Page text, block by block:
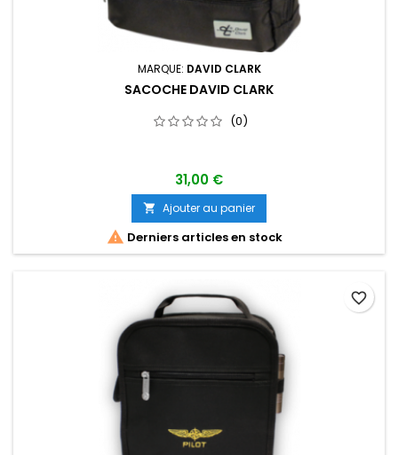
MARQUE: DAVID CLARK
SACOCHE DAVID CLARK
(0)
31,00 €
 Ajouter au panier
 Derniers articles en stock
favorite_border